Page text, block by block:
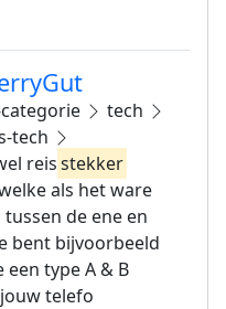
tech
tech
reisstekker
als het ware
de ene en
bent bijvoorbeeld
type A & B
telefo